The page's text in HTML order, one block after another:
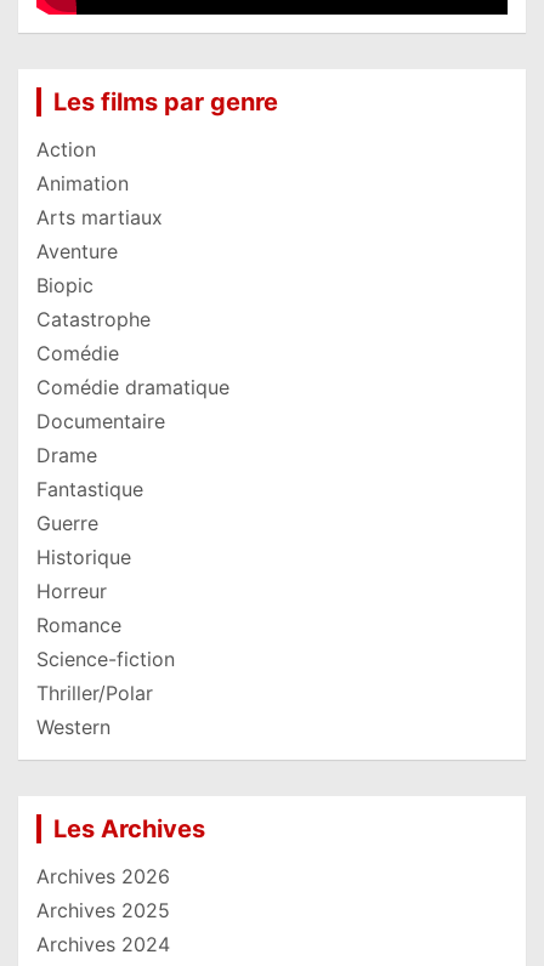
Les films par genre
Action
Animation
Arts martiaux
Aventure
Biopic
Catastrophe
Comédie
Comédie dramatique
Documentaire
Drame
Fantastique
Guerre
Historique
Horreur
Romance
Science-fiction
Thriller/Polar
Western
Les Archives
Archives 2026
Archives 2025
Archives 2024